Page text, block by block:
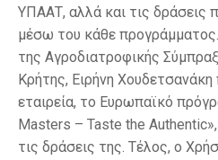
ΥΠΑΑΤ, αλλά και τις δράσεις
μέσω του κάθε
της Αγροδιατροφικής
Κρήτης, Ειρήνη
εταιρεία, το Ευρωπαϊκό
Masters – Taste the
τις δράσεις της. Τέλος, ο